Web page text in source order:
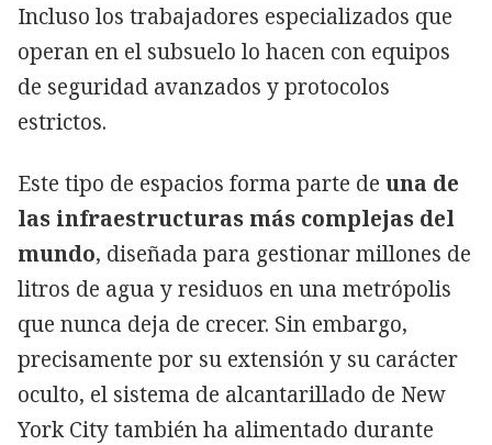
Incluso los trabajadores especializados que
operan en el subsuelo lo hacen con equipos
de seguridad avanzados y protocolos
estrictos.
Este tipo de espacios forma parte de una de
las infraestructuras más complejas del
mundo, diseñada para gestionar millones de
litros de agua y residuos en una metrópolis
que nunca deja de crecer. Sin embargo,
precisamente por su extensión y su carácter
oculto, el sistema de alcantarillado de New
York City también ha alimentado durante